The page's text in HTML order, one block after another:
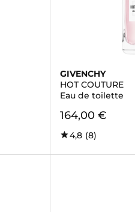
GIVENCHY
HOT COUTURE
Eau de toilette
164,00 €
4,8 (8)